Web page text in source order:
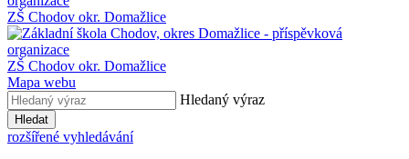
ZŠ Chodov okr. Domažlice
ZŠ Chodov okr. Domažlice
Mapa webu
Hledaný výraz
Hledat
rozšířené vyhledávání